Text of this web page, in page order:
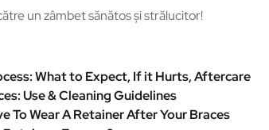
un zâmbet sănătos și strălucitor!
What to Expect, If it Hurts, Aftercare
Use & Cleaning Guidelines
To Wear A Retainer After Your Braces